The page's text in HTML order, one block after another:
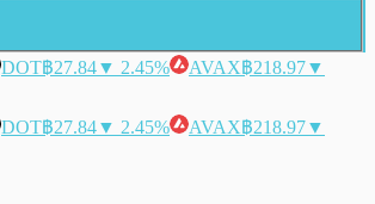
DOT฿27.84▼ 2.45% AVAX฿218.97▼
DOT฿27.84▼ 2.45% AVAX฿218.97▼